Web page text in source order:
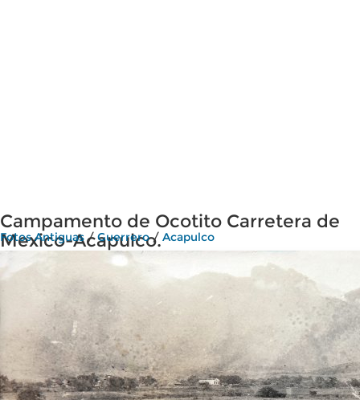
Campamento de Ocotito Carretera de
Mexico-Acapulco.
Fotos Antiguas/Guerrero/ Acapulco